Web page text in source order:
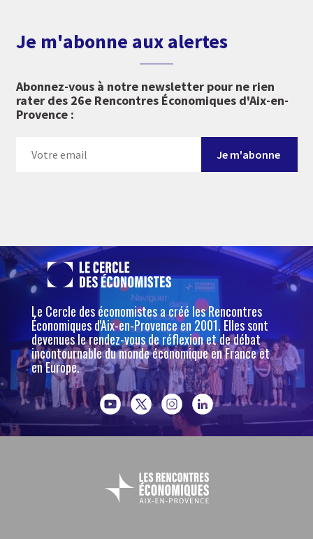
Je m'abonne aux alertes
Abonnez-vous à notre newsletter pour ne rien
rater des 26e Rencontres Économiques d'Aix-en-
Provence :
Le Cercle des économistes a créé les Rencontres
Économiques d'Aix-en-Provence en 2001. Elles sont
devenues le rendez-vous de réflexion et de débat
incontournable du monde économique en France et
en Europe.